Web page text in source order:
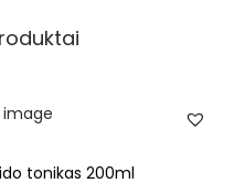
tonikas 200ml